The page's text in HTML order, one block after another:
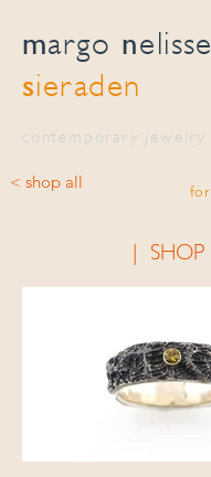
margo n
sieraden
contemporary jewelry
< shop all for
|